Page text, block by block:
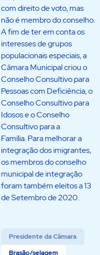
com direito de voto, mas
não é membro do conselho.
A fim de ter em conta os
interesses de grupos
populacionais especiais, a
Câmara Municipal criou o
Conselho Consultivo para
Pessoas com Deficiência, o
Conselho Consultivo para
Idosos e o Conselho
Consultivo para a
Família. Para melhorar a
integração dos imigrantes,
os membros do conselho
municipal de integração
foram também eleitos a 13
de Setembro de 2020.
Presidente da Câmara
Brasão/selagem